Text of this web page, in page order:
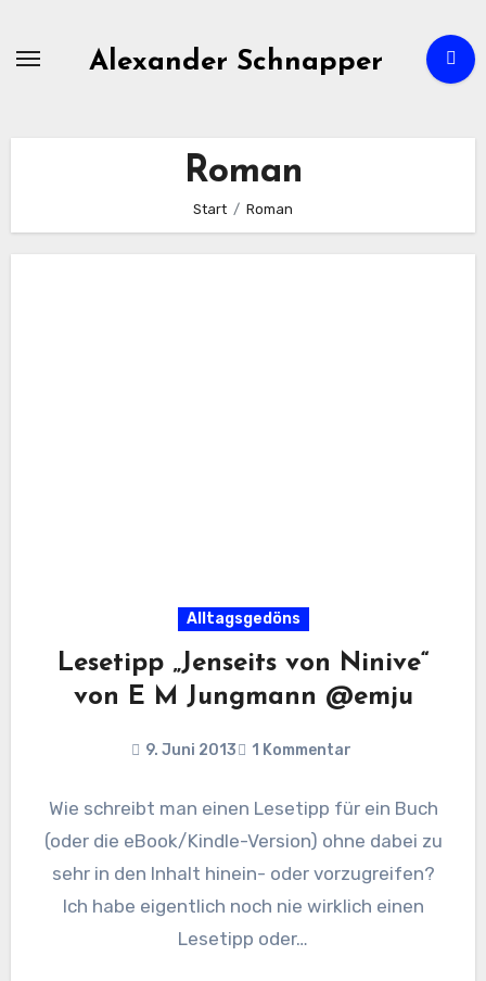
Alexander Schnapper
Roman
Start Roman
Alltagsgedöns
Lesetipp „Jenseits von Ninive“
von E M Jungmann @emju
9. Juni 2013 1 Kommentar
Wie schreibt man einen Lesetipp für ein Buch
(oder die eBook/Kindle-Version) ohne dabei zu
sehr in den Inhalt hinein- oder vorzugreifen?
Ich habe eigentlich noch nie wirklich einen
Lesetipp oder…